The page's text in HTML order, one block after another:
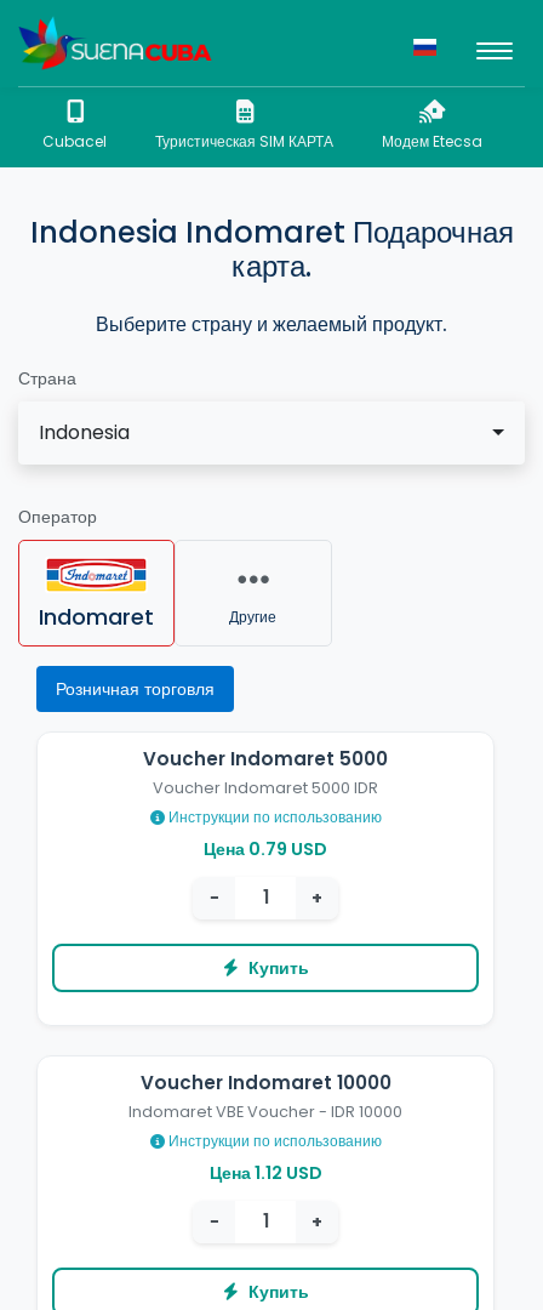
Cubacel Туристическая SIM КАРТА Модем Etecsa
Indonesia Indomaret Подарочная
карта.
Выберите страну и желаемый продукт.
Страна
Indonesia
Оператор
Indomaret Другие
Розничная торговля
Voucher Indomaret 5000
Voucher Indomaret 5000 IDR
Инструкции по использованию
Цена 0.79 USD
−
+
Купить
Voucher Indomaret 10000
Indomaret VBE Voucher - IDR 10000
Инструкции по использованию
Цена 1.12 USD
−
+
Купить